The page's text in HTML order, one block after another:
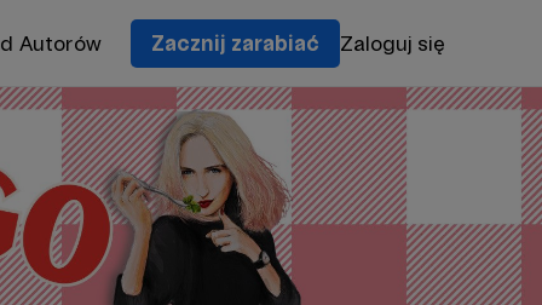
Autorów Zacznij zarabiać Zaloguj się